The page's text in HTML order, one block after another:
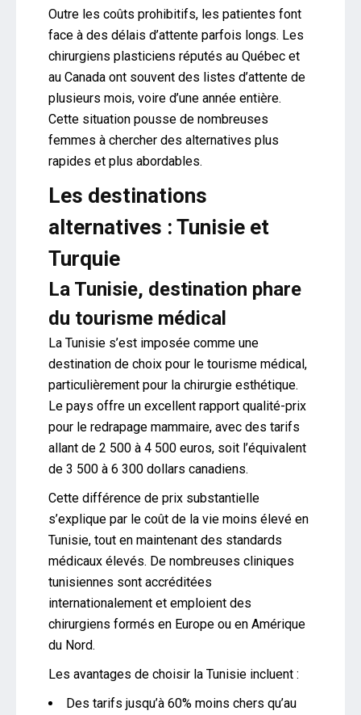
Outre les coûts prohibitifs, les patientes font
face à des délais d’attente parfois longs. Les
chirurgiens plasticiens réputés au Québec et
au Canada ont souvent des listes d’attente de
plusieurs mois, voire d’une année entière.
Cette situation pousse de nombreuses
femmes à chercher des alternatives plus
rapides et plus abordables.
Les destinations
alternatives : Tunisie et
Turquie
La Tunisie, destination phare
du tourisme médical
La Tunisie s’est imposée comme une
destination de choix pour le tourisme médical,
particulièrement pour la chirurgie esthétique.
Le pays offre un excellent rapport qualité-prix
pour le redrapage mammaire, avec des tarifs
allant de 2 500 à 4 500 euros, soit l’équivalent
de 3 500 à 6 300 dollars canadiens.
Cette différence de prix substantielle
s’explique par le coût de la vie moins élevé en
Tunisie, tout en maintenant des standards
médicaux élevés. De nombreuses cliniques
tunisiennes sont accréditées
internationalement et emploient des
chirurgiens formés en Europe ou en Amérique
du Nord.
Les avantages de choisir la Tunisie incluent :
Des tarifs jusqu’à 60% moins chers qu’au